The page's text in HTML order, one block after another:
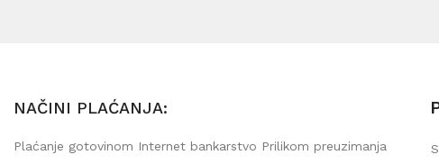
NAČINI PLAĆANJA:
Plaćanje gotovinom Internet bankarstvo Prilikom preuzimanja